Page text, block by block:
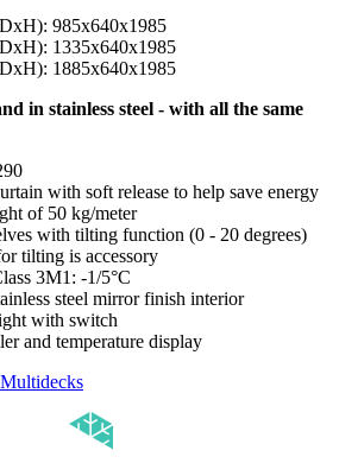
985x640x1985
1335x640x1985
1885x640x1985
in stainless steel - with all the same
with soft release to help save energy
of 50 kg/meter
with tilting function (0 - 20 degrees)
tilting is accessory
3M1: -1/5°C
steel mirror finish interior
with switch
and temperature display